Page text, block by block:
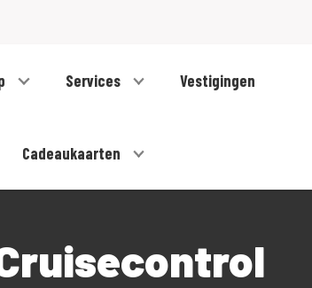
Services Vestigingen
Cadeaukaarten